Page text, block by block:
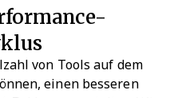
von Tools auf dem
einen besseren